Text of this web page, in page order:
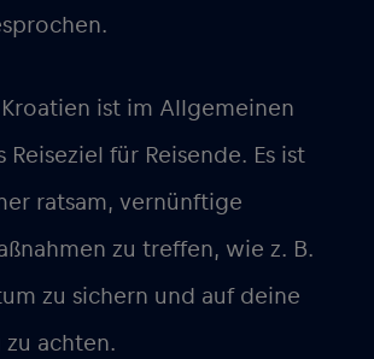
ist im Allgemeinen
Reiseziel für Reisende. Es ist
ratsam, vernünftige
zu treffen, wie z. B.
zu sichern und auf deine
achten.